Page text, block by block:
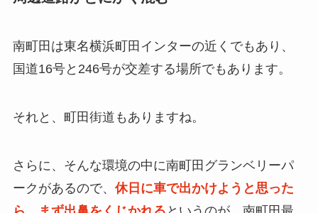
南町田は東名横浜町田インターの近くでもあり、
国道16号と246号が交差する場所でもあります。
それと、町田街道もありますね。
さらに、そんな環境の中に南町田グランベリーパ
ークがあるので、 休日に車で出かけようと思った